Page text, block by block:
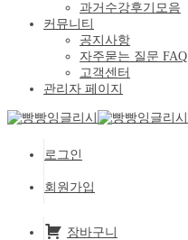
과거수강후기모음
커뮤니티
공지사항
자주묻는 질문 FAQ
고객센터
관리자 페이지
로그인
회원가입
장바구니